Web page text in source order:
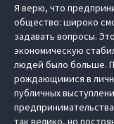
Я верю, что
общество: широко
задавать вопросы.
экономическую
людей было больше.
рождающимися в
публичных
так велико, но